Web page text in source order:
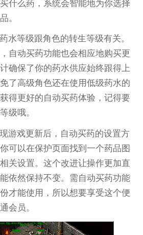
什么药，系统会智能地为你选择
。
水等级跟角色的转生等级有关。
自动买药功能也会相应地购买更
确保了你的药水供应始终跟得上
了高级角色还在使用低级药水的
得更好的自动买药体验，记得要
级哦。
游戏更新后，自动买药的设置方
可以在保护页面找到一个药品图
关设置。这个改进让操作更加直
依然保持不变。需自动买药功能
才能使用，所以想要享受这个便
会员。